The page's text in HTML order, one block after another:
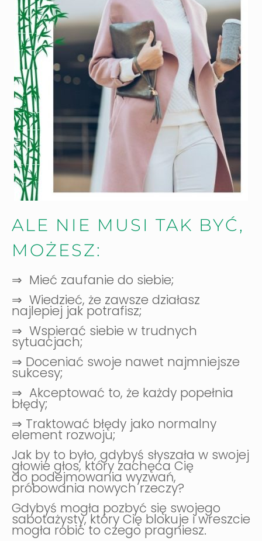
ALE NIE MUSI TAK BYĆ,
MOŻESZ:
⇒ Mieć zaufanie do siebie;
⇒ Wiedzieć, że zawsze działasz
najlepiej jak potrafisz;
⇒ Wspierać siebie w trudnych
sytuacjach;
⇒ Doceniać swoje nawet najmniejsze
sukcesy;
⇒ Akceptować to, że każdy popełnia
błędy;
⇒ Traktować błędy jako normalny
element rozwoju;
Jak by to było, gdybyś słyszała w swojej
głowie głos, który zachęca Cię
do podejmowania wyzwań,
próbowania nowych rzeczy?
Gdybyś mogła pozbyć się swojego
sabotażysty, który Cię blokuje i wreszcie
mogła robić to czego pragniesz.